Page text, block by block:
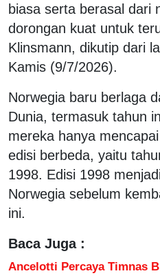
biasa serta berasal dari
dorongan kuat untuk
Klinsmann, dikutip dari
Kamis (9/7/2026).
Norwegia baru berlaga
Dunia, termasuk tahun
mereka hanya
edisi berbeda, yaitu
1998. Edisi 1998
Norwegia sebelum
ini.
Baca Juga :
Ancelotti Percaya Timnas